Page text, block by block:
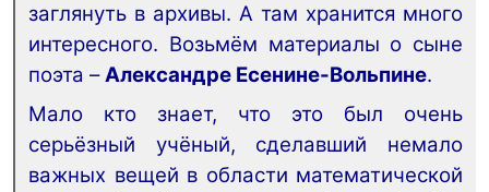
заглянуть в архивы. А там хранится много
интересного. Возьмём материалы о сыне
поэта –Александре Есенине-Вольпине.
Мало кто знает, что это был очень
серьёзный учёный, сделавший немало
важных вещей в области математической